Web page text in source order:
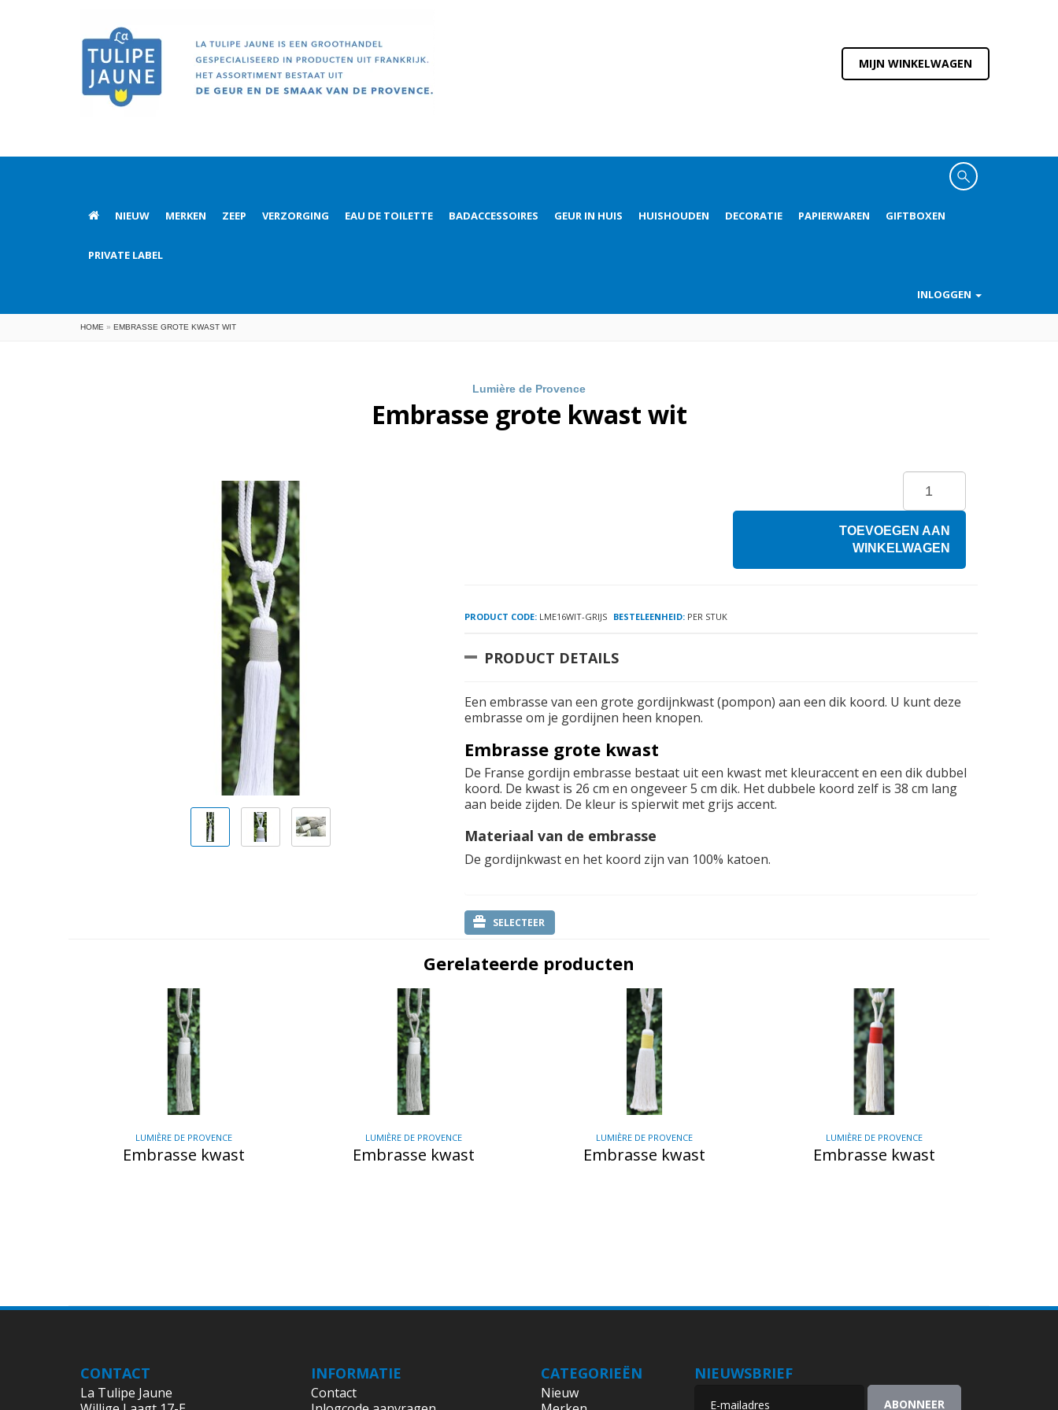
MIJN WINKELWAGEN
NIEUW MERKEN ZEEP VERZORGING EAU DE TOILETTE BADACCESSOIRES GEUR IN HUIS HUISHOUDEN DECORATIE PAPIERWAREN GIFTBOXEN
PRIVATE LABEL
INLOGGEN
HOME » EMBRASSE GROTE KWAST WIT
Lumière de Provence
Embrasse grote kwast wit
TOEVOEGEN AAN
WINKELWAGEN
PRODUCT CODE:LME16WIT-GRIJS BESTELEENHEID:PER STUK
PRODUCT DETAILS
Een embrasse van een grote gordijnkwast (pompon) aan een dik koord. U kunt deze
embrasse om je gordijnen heen knopen.
Embrasse grote kwast
De Franse gordijn embrasse bestaat uit een kwast met kleuraccent en een dik dubbel
koord. De kwast is 26 cm en ongeveer 5 cm dik. Het dubbele koord zelf is 38 cm lang
aan beide zijden. De kleur is spierwit met grijs accent.
Materiaal van de embrasse
De gordijnkwast en het koord zijn van 100% katoen.
SELECTEER
Gerelateerde producten
LUMIÈRE DE PROVENCE
Embrasse kwast
LUMIÈRE DE PROVENCE
Embrasse kwast
LUMIÈRE DE PROVENCE
Embrasse kwast
LUMIÈRE DE PROVENCE
Embrasse kwast
CONTACT
La Tulipe Jaune
INFORMATIE
Contact
CATEGORIEËN
Nieuw
NIEUWSBRIEF